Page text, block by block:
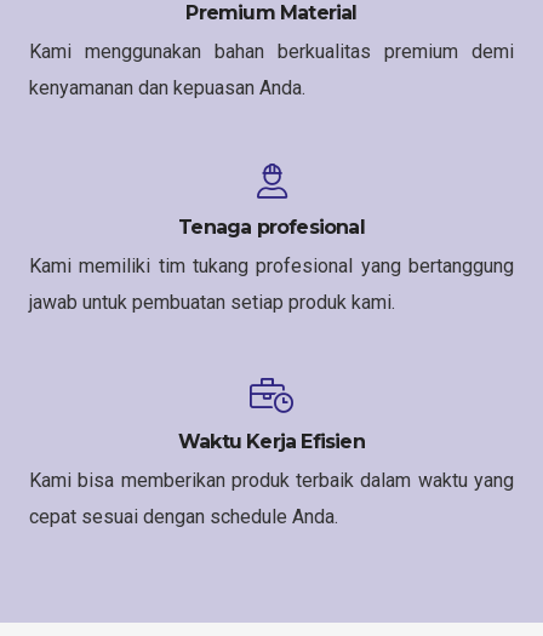
Premium Material
Kami menggunakan bahan berkualitas premium demi
kenyamanan dan kepuasan Anda.
Tenaga profesional
Kami memiliki tim tukang profesional yang bertanggung
jawab untuk pembuatan setiap produk kami.
Waktu Kerja Efisien
Kami bisa memberikan produk terbaik dalam waktu yang
cepat sesuai dengan schedule Anda.